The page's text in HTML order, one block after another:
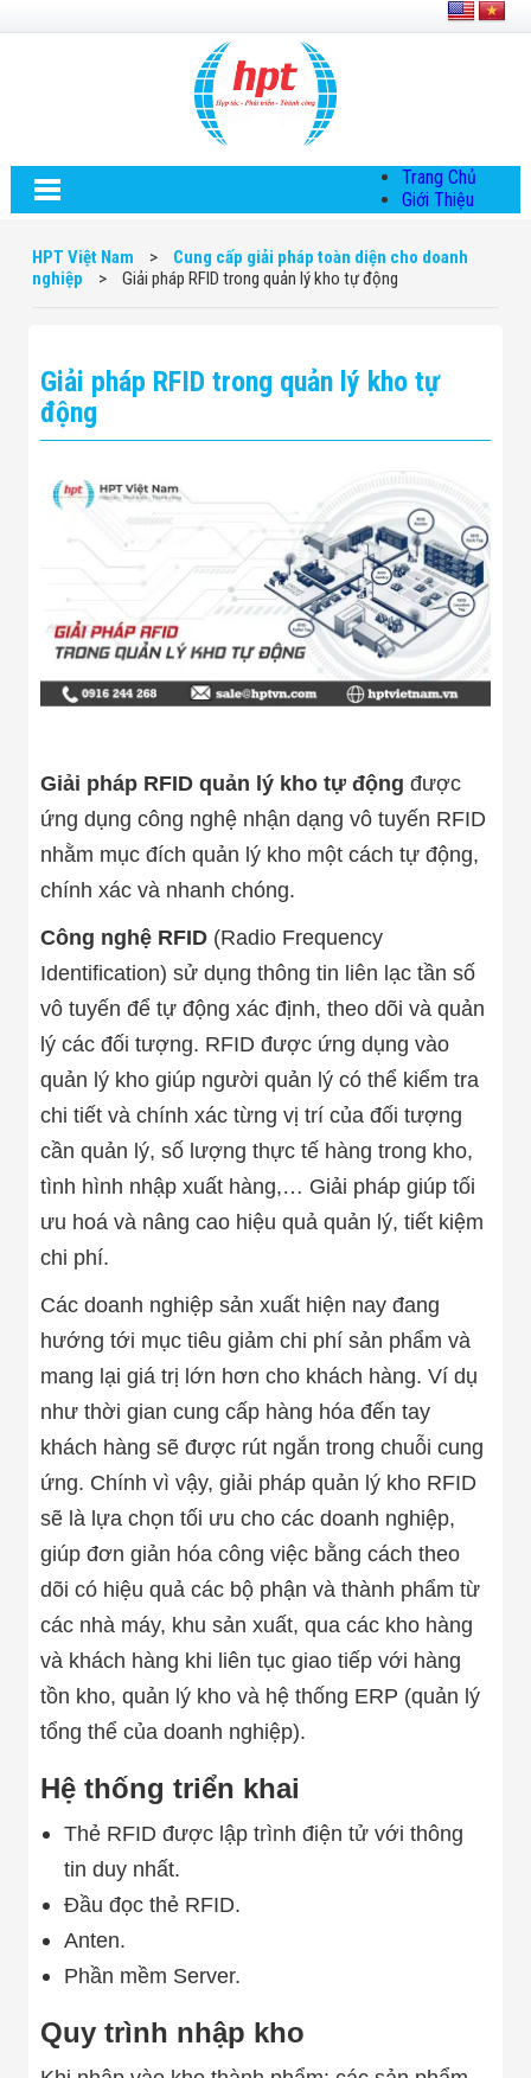
Trang Chủ
Giới Thiệu
Nam
Hội Đồng Quản
Mật Thông Tin
Chiến Lược
Thông Tin
Chuyển Khoản
Giải Pháp
Giải Pháp Thiết
Bị Ngành Thủy
Sản - Đông
Lạnh
Giải Pháp Thiết
Bị Ngành Thực
Phẩm Đóng Gói
Giải Pháp Thiết
Bị Ngành May
Kiện Điện Tử
Giải Pháp Thiết
Bị Ngành Giáo
Dục
Chuyên Dụng
Ngành Công An
- Quân Đội
Giải Pháp Bãi
Giữ Xe Thông
Minh
THIẾT BỊ AN
NINH
Camera Thông
Minh
Cổng Từ Siêu
Máy Dò Tìm
Thuốc Nổ
Phòng Chống
Khủng Bố
Camera Đo
Thân Nhiệt
THIẾT BỊ
DỤNG
Máy Dò Tạp
Chất
Màn Hình
Tương Tác
Màn Hình LED
Thiết Bị Chống
Máy X-Ray
Thực Phẩm
Máy Dò Kim
Ống Nhòm
Chuyên Dụng
Bo Mạch Điện
HPT Việt Nam >
Cung cấp giải pháp toàn diện cho doanh
nghiệp
> Giải pháp RFID trong quản lý kho tự động
Giải pháp RFID trong quản lý kho tự
động
Giải pháp RFID quản lý kho tự động được
ứng dụng công nghệ nhận dạng vô tuyến RFID
nhằm mục đích quản lý kho một cách tự động,
chính xác và nhanh chóng.
Công nghệ RFID (Radio Frequency
Identification) sử dụng thông tin liên lạc tần số
vô tuyến để tự động xác định, theo dõi và quản
lý các đối tượng. RFID được ứng dụng vào
quản lý kho giúp người quản lý có thể kiểm tra
chi tiết và chính xác từng vị trí của đối tượng
cần quản lý, số lượng thực tế hàng trong kho,
tình hình nhập xuất hàng,… Giải pháp giúp tối
ưu hoá và nâng cao hiệu quả quản lý, tiết kiệm
chi phí.
Các doanh nghiệp sản xuất hiện nay đang
hướng tới mục tiêu giảm chi phí sản phẩm và
mang lại giá trị lớn hơn cho khách hàng. Ví dụ
như thời gian cung cấp hàng hóa đến tay
khách hàng sẽ được rút ngắn trong chuỗi cung
ứng. Chính vì vậy, giải pháp quản lý kho RFID
sẽ là lựa chọn tối ưu cho các doanh nghiệp,
giúp đơn giản hóa công việc bằng cách theo
dõi có hiệu quả các bộ phận và thành phẩm từ
các nhà máy, khu sản xuất, qua các kho hàng
và khách hàng khi liên tục giao tiếp với hàng
tồn kho, quản lý kho và hệ thống ERP (quản lý
tổng thể của doanh nghiệp).
Hệ thống triển khai
Thẻ RFID được lập trình điện tử với thông
tin duy nhất.
Đầu đọc thẻ RFID.
Anten.
Phần mềm Server.
Quy trình nhập kho